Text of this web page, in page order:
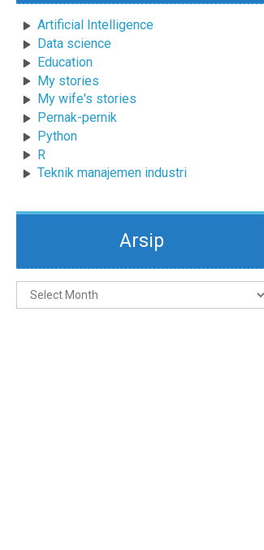
Artificial Intelligence
Data science
Education
My stories
My wife's stories
Pernak-pernik
Python
R
Teknik manajemen industri
Arsip
Arsip